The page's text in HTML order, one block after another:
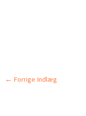
← Forrige Indlæg